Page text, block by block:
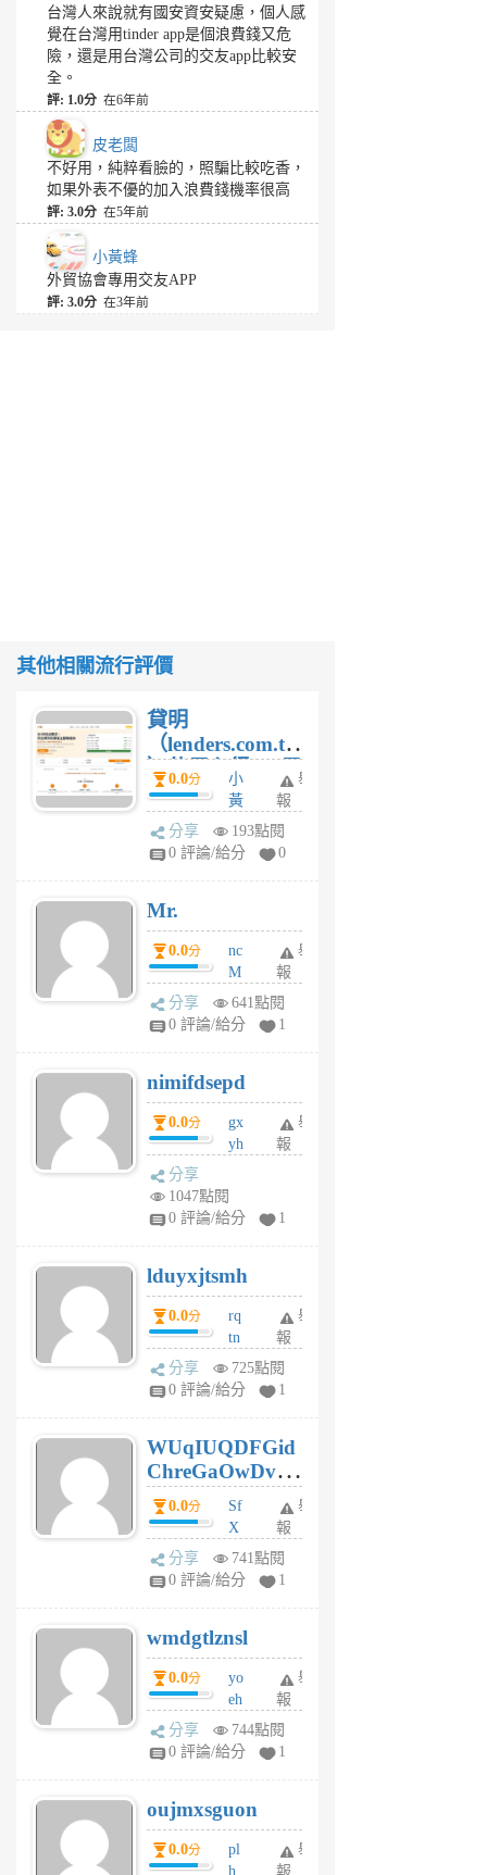
台灣人來說就有國安資安疑慮，個人感
覺在台灣用tinder app是個浪費錢又危
險，還是用台灣公司的交友app比較安
全。
評: 1.0分 在6年前
皮老闆
不好用，純粹看臉的，照騙比較吃香，
如果外表不優的加入浪費錢機率很高
評: 3.0分 在5年前
小黃蜂
外貿協會專用交友APP
評: 3.0分 在3年前
其他相關流行評價
貸明
（lenders.com.tw
）使用心得 — 民
間貸款比較平台
體驗
0.0分
小
黃
蜂
1
舉
報
分享
193點閱
0 評論/給分
0
Mr.
0.0分
nc
M
U
F
U
5
個
月
舉
報
分享
641點閱
0 評論/給分
1
nimifdsepd
0.0分
gx
yh
jl
月
前
舉
報
分享
1047點閱
0 評論/給分
1
lduyxjtsmh
0.0分
rq
tn
jt
gl
個
月
前
舉
報
分享
725點閱
0 評論/給分
1
WUqIUQDFGid
ChreGaOwDv
dY0.0分
Sf
X
Pe
Jc
R
P
m
v
A
V
個
月
前
舉
報
分享
741點閱
0 評論/給分
1
wmdgtlznsl
0.0分
yo
eh
ld
gy
個
月
前
舉
報
分享
744點閱
0 評論/給分
1
oujmxsguon
0.0分
pl
h
舉
報